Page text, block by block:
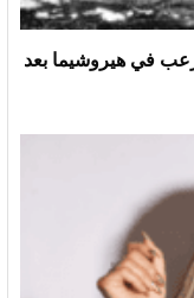
في هيروشيما بعد